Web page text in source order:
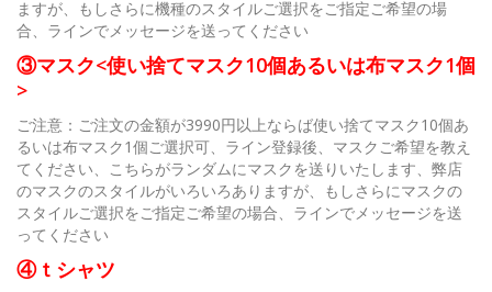
ますが、もしさらに機種のスタイルご選択をご指定ご希望の場
合、ラインでメッセージを送ってください
③マスク<使い捨てマスク10個あるいは布マスク1個
>
ご注意：ご注文の金額が3990円以上ならば使い捨てマスク10個あ
るいは布マスク1個ご選択可、ライン登録後、マスクご希望を教え
てください、こちらがランダムにマスクを送りいたします、弊店
のマスクのスタイルがいろいろありますが、もしさらにマスクの
スタイルご選択をご指定ご希望の場合、ラインでメッセージを送
ってください
④ｔシャツ